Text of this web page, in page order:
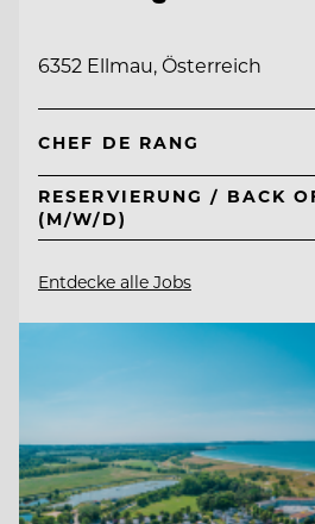
6352 Ellmau, Österreich
CHEF DE RANG
RESERVIERUNG / BACK
(M/W/D)
Entdecke alle Jobs